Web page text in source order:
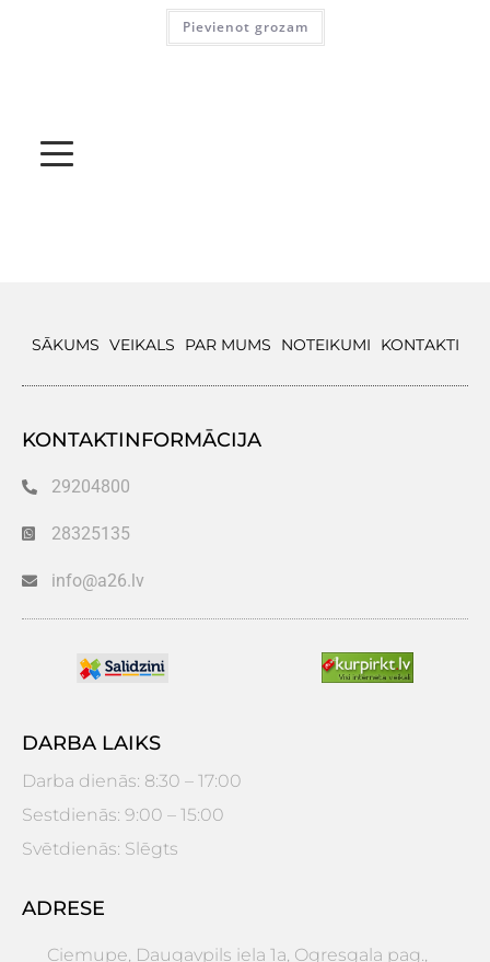
Pievienot grozam
SĀKUMS VEIKALS PAR MUMS NOTEIKUMI KONTAKTI
KONTAKTINFORMĀCIJA
29204800
28325135
info@a26.lv
DARBA LAIKS
Darba dienās: 8:30 – 17:00
Sestdienās: 9:00 – 15:00
Svētdienās: Slēgts
ADRESE
Ciemupe, Daugavpils iela 1a, Ogresgala pag.,